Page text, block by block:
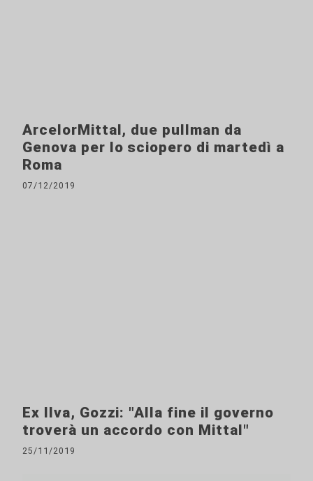
ArcelorMittal, due pullman da
Genova per lo sciopero di martedì a
Roma
07/12/2019
Ex Ilva, Gozzi: "Alla fine il governo
troverà un accordo con Mittal"
25/11/2019